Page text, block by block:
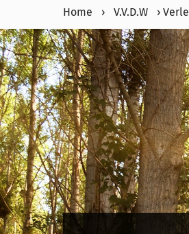
Home › V.V.D.W ›